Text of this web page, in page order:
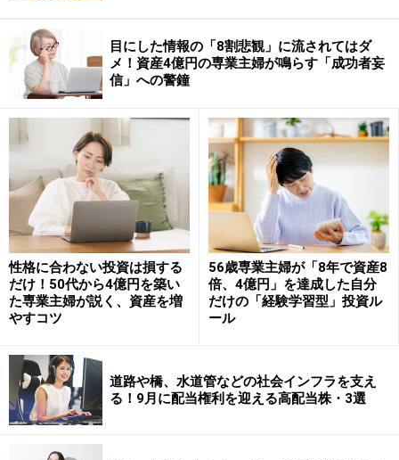
予告なく変更される場合があります。資産運用、投資は
リスクを伴います。投資に関する最終判断は、ご自身の
責任でお願い申し上げます。
い。
本記事の内容は一般的な情報提供を目的としており、特定の金融
商品や投資行動を推奨するものではありません。
投資や資産運用に関する最終的なご判断はご自身の責任において
行ってください。
掲載情報の正確性・完全性については十分に配慮しております
が、その内容を保証するものではなく、これに基づく損失・損害
などについて当社は一切の責任を負いません。
最新の情報や詳細については、必ず各金融機関やサービス提供者
の公式情報をご確認ください。
【編集部おすすめの購入サイト】
Amazonで資産運用の書籍をチェック！
楽天市場で資産運用関連の書籍をチェック！
目にした情報の「8割悲観」に流されてはダ
メ！資産4億円の専業主婦が鳴らす「成功者妄
信」への警鐘
性格に合わない投資は損する
だけ！50代から4億円を築い
た専業主婦が説く、資産を増
やすコツ
56歳専業主婦が「8年で資産8
倍、4億円」を達成した自分
だけの「経験学習型」投資ル
ール
道路や橋、水道管などの社会インフラを支え
る！9月に配当権利を迎える高配当株・3選